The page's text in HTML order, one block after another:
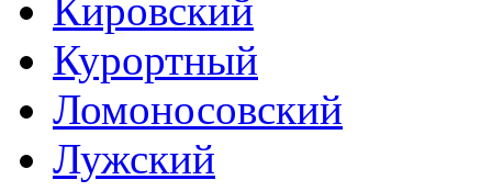
Кировский
Курортный
Ломоносовский
Лужский